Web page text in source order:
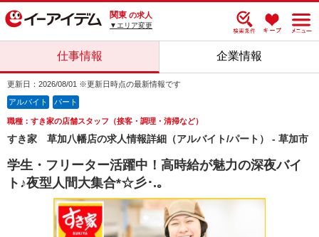
関東 の求人
▼エリア変更
仕事情報 企業情報
更新日：2026/08/01 ※更新日時点の最新情報です
アルバイト パート
職種：すき家の店舗スタッフ（接客・調理・清掃など）
すき家 草加八幡店の求人情報詳細（アルバイト/パート） - 草加市
学生・フリーター活躍中！高時給が魅力の深夜バイ
ト♪夜型人間大集合*☆彡･.｡